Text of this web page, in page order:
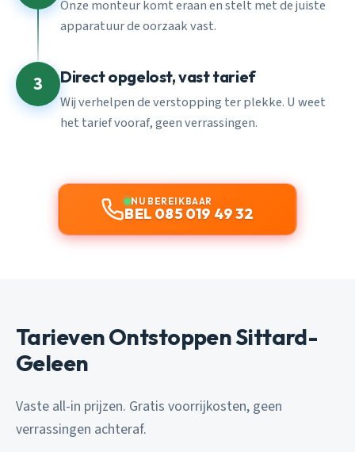
Onze monteur komt eraan en stelt met de juiste
apparatuur de oorzaak vast.
3 Direct opgelost, vast tarief
Wij verhelpen de verstopping ter plekke. U weet
het tarief vooraf, geen verrassingen.
NU BEREIKBAAR
BEL 085 019 49 32
Tarieven Ontstoppen Sittard-
Geleen
Vaste all-in prijzen. Gratis voorrijkosten, geen
verrassingen achteraf.